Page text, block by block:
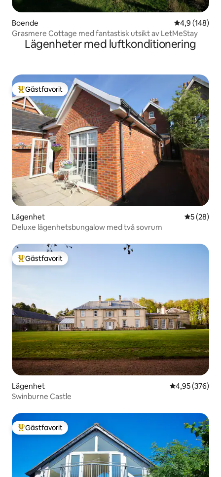
Boende 4,9 av 5 i
4,9 (148)
Grasmere Cottage med fantastisk utsikt av LetMeStay
Lägenheter med luftkonditionering
Populär gästfavorit
Gästfavorit
Lägenhet 5 av 5 i
5 (28)
Deluxe lägenhetsbungalow med två sovrum
Populär gästfavorit
Gästfavorit
Lägenhet 4,95 av 5 i
4,95 (376)
Swinburne Castle
Populär gästfavorit
Gästfavorit